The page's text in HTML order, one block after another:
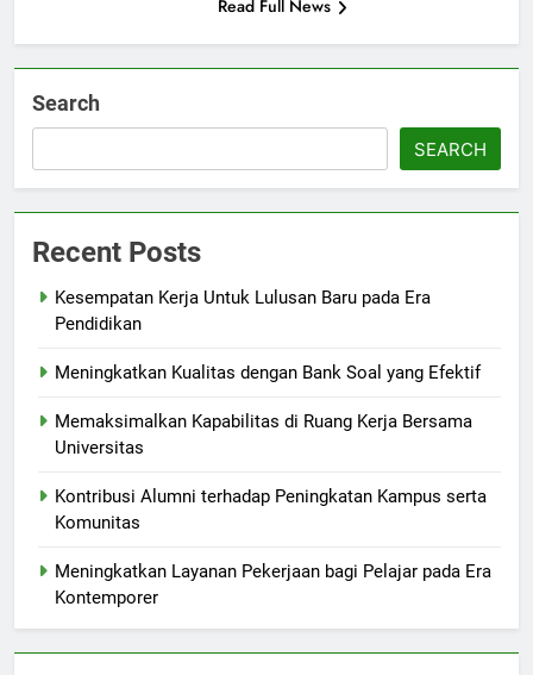
Read Full News
Search
SEARCH
Recent Posts
Kesempatan Kerja Untuk Lulusan Baru pada Era
Pendidikan
Meningkatkan Kualitas dengan Bank Soal yang Efektif
Memaksimalkan Kapabilitas di Ruang Kerja Bersama
Universitas
Kontribusi Alumni terhadap Peningkatan Kampus serta
Komunitas
Meningkatkan Layanan Pekerjaan bagi Pelajar pada Era
Kontemporer